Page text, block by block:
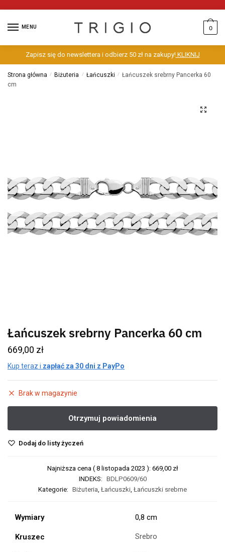
MENU 0
Zapisz się do newslettera i odbierz 50 zł na zakupy!KLIKNIJ
Strona główna / Biżuteria / Łańcuszki / Łańcuszek srebrny Pancerka 60
cm
Łańcuszek srebrny Pancerka 60 cm
669,00 zł
Kup teraz i zapłać za 30 dni z PayPo
Brak w magazynie
Dodaj do listy życzeń
Najniższa cena (8 listopada 2023 ): 669,00 zł
INDEKS: BDLP0609/60
Kategorie: Biżuteria, Łańcuszki, Łańcuszki srebrne
Wymiary 0,8 cm
Kruszec Srebro